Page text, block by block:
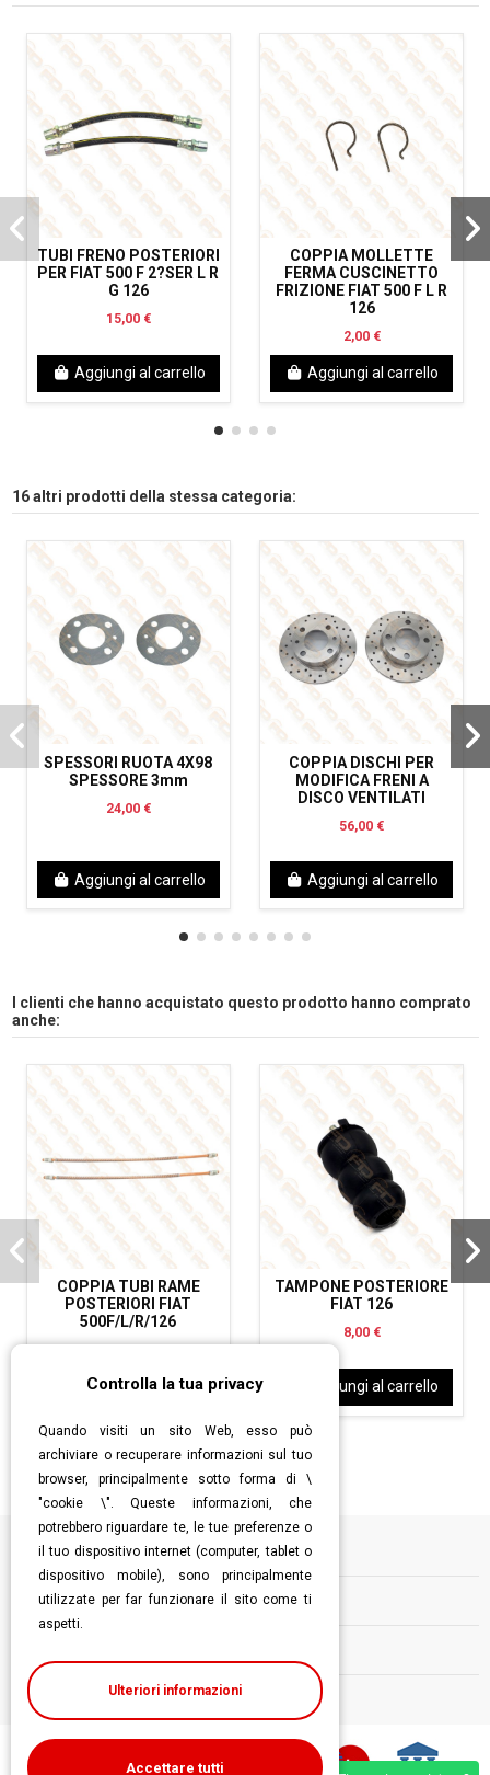
TUBI FRENO POSTERIORI
PER FIAT 500 F 2?SER L R
G 126
15,00 €
Aggiungi al carrello
COPPIA MOLLETTE
FERMA CUSCINETTO
FRIZIONE FIAT 500 F L R
126
2,00 €
Aggiungi al carrello
16 altri prodotti della stessa categoria:
SPESSORI RUOTA 4X98
SPESSORE 3mm
24,00 €
Aggiungi al carrello
COPPIA DISCHI PER
MODIFICA FRENI A
DISCO VENTILATI
56,00 €
Aggiungi al carrello
I clienti che hanno acquistato questo prodotto hanno comprato
anche:
COPPIA TUBI RAME
POSTERIORI FIAT
500F/L/R/126
Aggiungi al carrello
TAMPONE POSTERIORE
FIAT 126
8,00 €
Aggiungi al carrello
Informazioni
Follow us
Controlla la tua privacy
Quando visiti un sito Web, esso può
archiviare o recuperare informazioni sul tuo
browser, principalmente sotto forma di \
"cookie \". Queste informazioni, che
potrebbero riguardare te, le tue preferenze o
il tuo dispositivo internet (computer, tablet o
dispositivo mobile), sono principalmente
utilizzate per far funzionare il sito come ti
aspetti.
Ulteriori informazioni
Accettare tutti